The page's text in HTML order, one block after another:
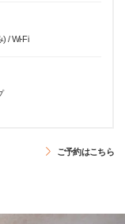
/ Wi-Fi
ご予約はこちら